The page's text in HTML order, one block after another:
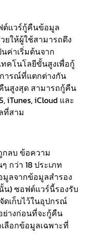
ต์แวร์กู้คืนข้อมูล
ให้ผู้ใช้สามารถดึง
ค่าเริ่มต้นจาก
คโนโลยีขั้นสูงเพื่อกู้
ารณ์ที่แตกต่างกัน
นสูงสุด สามารถกู้คืน
iCloud และ
ที่สาม
ลบ ข้อความ
กว่า 18 ประเภท
ลจากข้อมูลสำรอง
น) ซอฟต์แวร์นี้รองรับ
เก็บไว้ในอุปกรณ์
ย่างก่อนที่จะกู้คืน
ลือกข้อมูลเฉพาะที่